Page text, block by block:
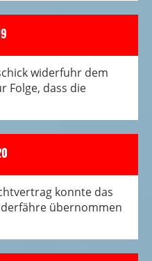
widerfuhr dem
Folge, dass die
konnte das
übernommen